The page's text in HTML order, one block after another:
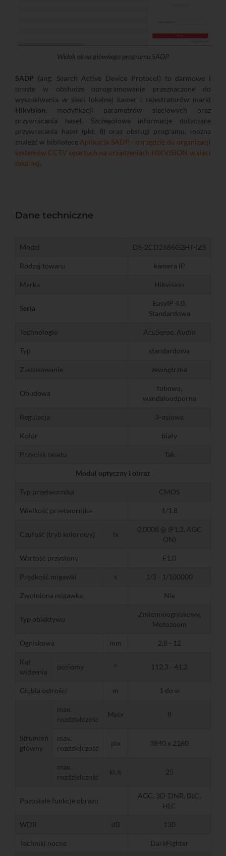
Widok okna głównego programu SADP
SADP (ang. Search Active Device Protocol) to darmowe i
proste w obsłudze oprogramowanie przeznaczone do
wyszukiwania w sieci lokalnej kamer i rejestratorów marki
Hikvision, modyfikacji parametrów sieciowych oraz
przywracania haseł. Szczegółowe informacje dotyczące
przywracania haseł (pkt. 8) oraz obsługi programu, można
znaleźć w bibliotece Aplikacja SADP - narzędzie do organizacji
systemów CCTV opartych na urządzeniach HIKVISION w sieci
lokalnej.
Dane techniczne
Model DS-2CD2686G2HT-IZS
Rodzaj towaru kamera IP
Marka Hikvision
Seria
EasyIP 4.0,
Standardowa
Technologie AcuSense, Audio
Typ standardowa
Zastosowanie zewnętrzna
Obudowa
tubowa,
wandaloodporna
Regulacja 3-osiowa
Kolor biały
Przycisk resetu Tak
Moduł optyczny i obraz
Typ przetwornika CMOS
Wielkość przetwornika 1/1,8
Czułość (tryb kolorowy) lx
0,0008 @ (F1,2, AGC
ON)
Wartość przysłony F1,0
Prędkość migawki s 1/3 - 1/100000
Zwolniona migawka Nie
Typ obiektywu
Zmiennoogniskowy,
Motozoom
Ogniskowa mm 2,8 - 12
Kąt
widzenia
poziomy ° 112,3 - 41,2
Głębia ostrości m 1 do ∞
Strumień
główny
max.
rozdzielczość
Mpix 8
max.
rozdzielczość
pix 3840 x 2160
max.
rozdzielczość
kl./s 25
Pozostałe funkcje obrazu
AGC, 3D-DNR, BLC,
HLC
WDR dB 120
Techniki nocne DarkFighter